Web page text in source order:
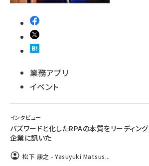
業務アプリ
イベント
インタビュー
バズワードと化したRPAの本質をリーディング
企業に訊いた
松下 康之 - Yasuyuki Matsus...